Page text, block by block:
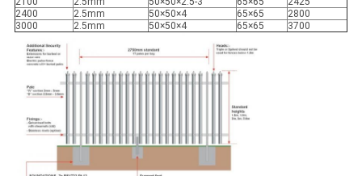
2400
2.5mm 50×50×4 65×65
2800
3000
2.5mm 50×50×4 65×65 3700